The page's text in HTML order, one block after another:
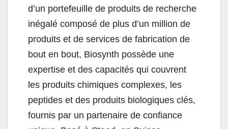
d’un portefeuille de produits de recherche
inégalé composé de plus d’un million de
produits et de services de fabrication de
bout en bout, Biosynth possède une
expertise et des capacités qui couvrent
les produits chimiques complexes, les
peptides et des produits biologiques clés,
fournis par un partenaire de confiance